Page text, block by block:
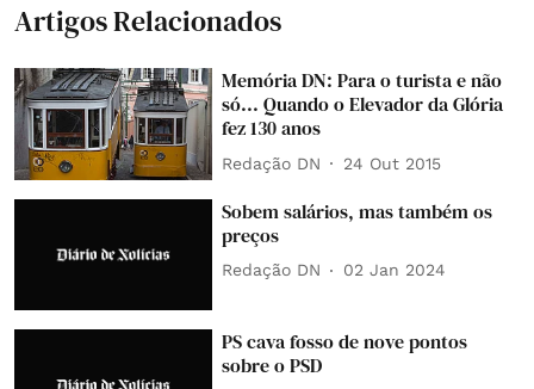
Artigos Relacionados
Memória DN: Para o turista e não
só... Quando o Elevador da Glória
fez 130 anos
Redação DN 24 Out 2015
Sobem salários, mas também os
preços
Redação DN 02 Jan 2024
PS cava fosso de nove pontos
sobre o PSD